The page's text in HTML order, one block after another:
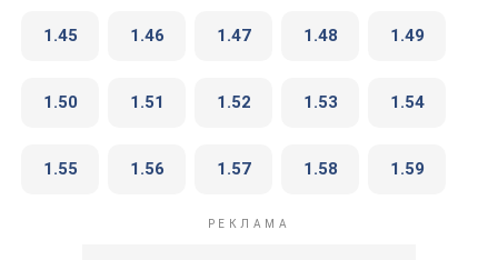
1.45 1.46 1.47 1.48 1.49
1.50 1.51 1.52 1.53 1.54
1.55 1.56 1.57 1.58 1.59